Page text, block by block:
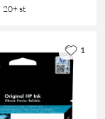
20+ st
1